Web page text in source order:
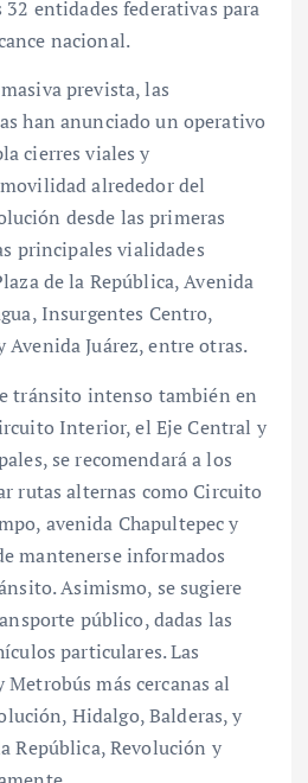
32 entidades federativas para
nacional.
prevista, las
han anunciado un operativo
cierres viales y
alrededor del
desde las primeras
principales vialidades
de la República, Avenida
Insurgentes Centro,
Avenida Juárez, entre otras.
tránsito intenso también en
Interior, el Eje Central y
se recomendará a los
rutas alternas como Circuito
avenida Chapultepec y
mantenerse informados
Asimismo, se sugiere
público, dadas las
particulares. Las
más cercanas al
Hidalgo, Balderas, y
República, Revolución y